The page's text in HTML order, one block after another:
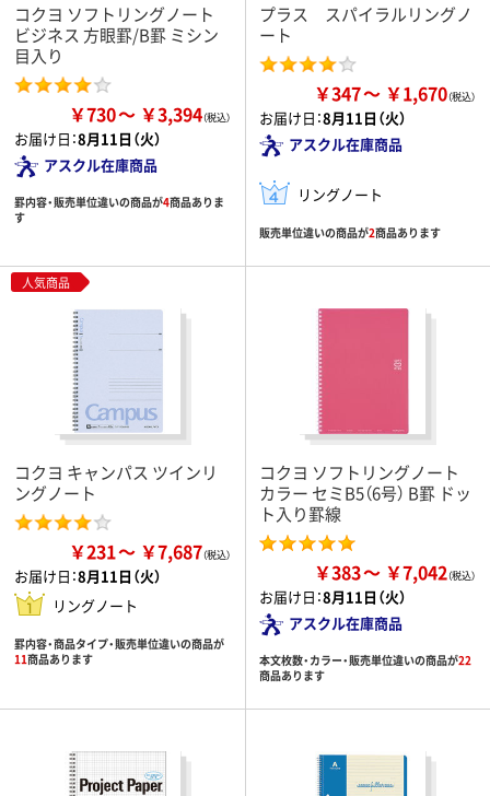
コクヨ ソフトリングノート
ビジネス 方眼罫/B罫 ミシン
目入り
￥730 ￥3,394
お届け日：8月11日（火）
アスクル在庫商品
罫内容・販売単位違いの商品が4商品ありま
す
プラス スパイラルリングノ
ート
￥347 ￥1,670
お届け日：8月11日（火）
アスクル在庫商品
リングノート
販売単位違いの商品が2商品あります
人気商品
コクヨ キャンパス ツインリ
ングノート
￥231 ￥7,687
お届け日：8月11日（火）
リングノート
罫内容・商品タイプ・販売単位違いの商品が
11商品あります
コクヨ ソフトリングノート
カラー セミB5（6号） B罫 ドッ
ト入り罫線
￥383 ￥7,042
お届け日：8月11日（火）
アスクル在庫商品
本文枚数・カラー・販売単位違いの商品が22
商品あります